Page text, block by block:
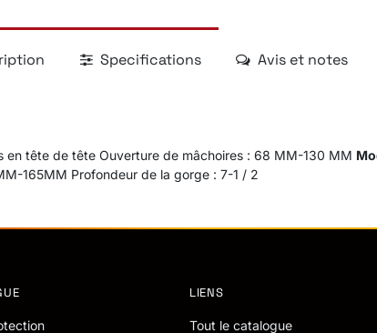
Specifications Avis et notes
tête de tête Ouverture de mâchoires : 68 MM-130 MM
165MM Profondeur de la gorge : 7-1 / 2
LIENS
Tout le catalogue